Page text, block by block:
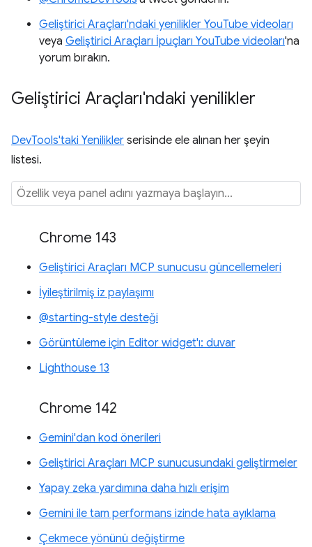
Geliştirici Araçları'ndaki yenilikler YouTube videoları
veya Geliştirici Araçları İpuçları YouTube videoları'na
yorum bırakın.
Geliştirici Araçları'ndaki yenilikler
DevTools'taki Yenilikler serisinde ele alınan her şeyin
listesi.
Chrome 143
Geliştirici Araçları MCP sunucusu güncellemeleri
İyileştirilmiş iz paylaşımı
@starting-style desteği
Görüntüleme için Editor widget'ı: duvar
Lighthouse 13
Chrome 142
Gemini'dan kod önerileri
Geliştirici Araçları MCP sunucusundaki geliştirmeler
Yapay zeka yardımına daha hızlı erişim
Gemini ile tam performans izinde hata ayıklama
Çekmece yönünü değiştirme